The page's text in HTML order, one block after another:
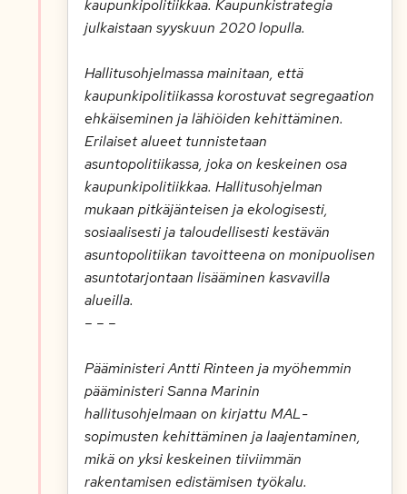
kaupunkipolitiikkaa. Kaupunkistrategia
julkaistaan syyskuun 2020 lopulla.
Hallitusohjelmassa mainitaan, että
kaupunkipolitiikassa korostuvat segregaation
ehkäiseminen ja lähiöiden kehittäminen.
Erilaiset alueet tunnistetaan
asuntopolitiikassa, joka on keskeinen osa
kaupunkipolitiikkaa. Hallitusohjelman
mukaan pitkäjänteisen ja ekologisesti,
sosiaalisesti ja taloudellisesti kestävän
asuntopolitiikan tavoitteena on monipuolisen
asuntotarjontaan lisääminen kasvavilla
alueilla.
– – –
Pääministeri Antti Rinteen ja myöhemmin
pääministeri Sanna Marinin
hallitusohjelmaan on kirjattu MAL-
sopimusten kehittäminen ja laajentaminen,
mikä on yksi keskeinen tiiviimmän
rakentamisen edistämisen työkalu.